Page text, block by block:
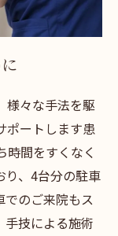
様々な手法を駆
ポートします患
時間をすくなく
り、4台分の駐車
でのご来院もス
手技による施術